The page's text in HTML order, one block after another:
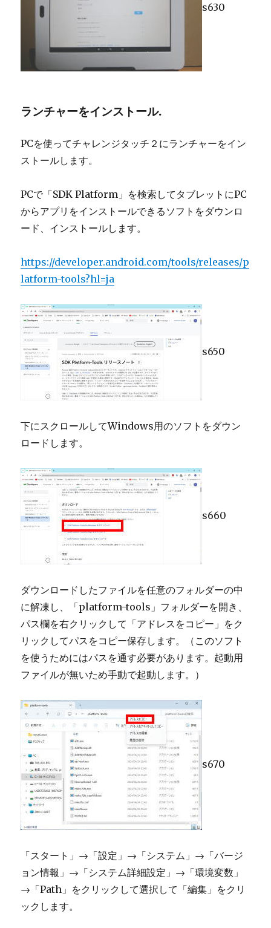
s630
ランチャーをインストール.
PCを使ってチャレンジタッチ２にランチャーをイン
ストールします。
PCで「SDK Platform」を検索してタブレットにPC
からアプリをインストールできるソフトをダウンロ
ード、インストールします。
https://developer.android.com/tools/releases/p
latform-tools?hl=ja
s650
下にスクロールしてWindows用のソフトをダウン
ロードします。
s660
ダウンロードしたファイルを任意のフォルダーの中
に解凍し、「platform-tools」フォルダーを開き、
パス欄を右クリックして「アドレスをコピー」をク
リックしてパスをコピー保存します。（このソフト
を使うためにはパスを通す必要があります。起動用
ファイルが無いため手動で起動します。）
s670
「スタート」→「設定」→「システム」→「バージ
ョン情報」→「システム詳細設定」→「環境変数」
→「Path」をクリックして選択して「編集」をクリ
ックします。